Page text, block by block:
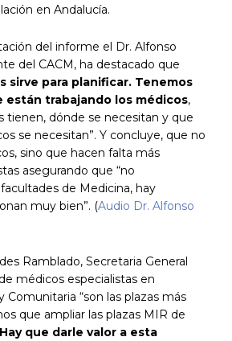
en Andalucía.
del informe el Dr. Alfonso
del CACM, ha destacado que
sirve para planificar. Tenemos
están trabajando los médicos,
tienen, dónde se necesitan y que
se necesitan”. Y concluye, que no
sino que hacen falta más
asegurando que “no
de Medicina, hay
muy bien”. (Audio Dr. Alfonso
Ramblado, Secretaria General
médicos especialistas en
Comunitaria “son las plazas más
que ampliar las plazas MIR de
Hay que darle valor a esta